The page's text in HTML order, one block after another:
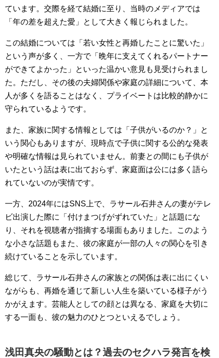
ています。交際を経て結婚に至り、当時のメディアでは
「年の差を超えた愛」として大きく報じられました。
この結婚については「若い女性と再婚したことに驚いた」
という声が多く、一方で「晩年に支えてくれるパートナー
ができてよかった」といった温かい意見も見受けられまし
た。ただし、その後の夫婦関係や家庭の詳細について、本
人が多くを語ることはなく、プライベートは比較的静かに
守られているようです。
また、家族に関する情報としては「子供がいるのか？」と
いう関心もありますが、現時点で子供に関する公的な発表
や明確な情報は見られていません。前妻との間にも子供が
いたという話は表に出ておらず、家庭面は公には多く語ら
れていないのが実情です。
一方、2024年にはSNS上で、ラサール石井さんの妻がテレ
ビ出演した際に「付けまつげがずれていた」と話題にな
り、それを視聴者が指摘する場面もありました。このよう
な小さな話題もまた、彼の家庭が一部の人々の関心を引き
続けていることを示しています。
総じて、ラサール石井さんの家族との関係は表に出にくい
ながらも、再婚を通じて新しい人生を築いている様子がう
かがえます。芸能人としての顔とは異なる、家庭を大切に
する一面も、彼の魅力のひとつといえるでしょう。
浅田真央の騒動とは？過去のセクハラ発言を検